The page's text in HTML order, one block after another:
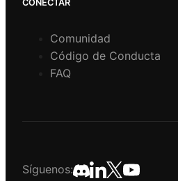
CONECTAR
Comunidad
Código de Conducta
FAQ
Síguenos: